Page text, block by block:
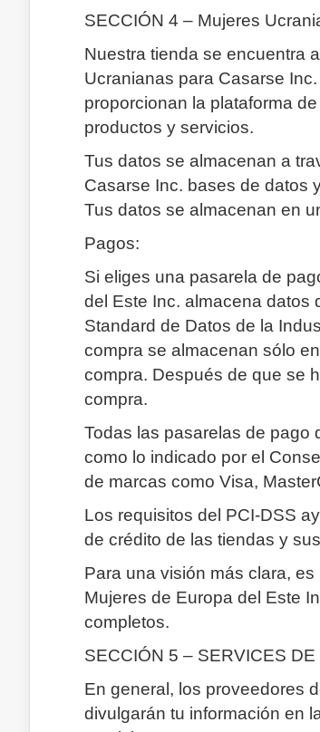
SECCIÓN 4 – Mujeres
Nuestra tienda se encuentra
Ucranianas para Casarse
proporcionan la plataforma
productos y servicios.
Tus datos se almacenan a
Casarse Inc. bases de datos
Tus datos se almacenan en
Pagos:
Si eliges una pasarela de
del Este Inc. almacena datos
Standard de Datos de la
compra se almacenan sólo
compra. Después de que se
compra.
Todas las pasarelas de pago
como lo indicado por el
de marcas como Visa,
Los requisitos del PCI-DSS
de crédito de las tiendas y
Para una visión más clara,
Mujeres de Europa del Este
completos.
SECCIÓN 5 – SERVICES
En general, los proveedores
divulgarán tu información en